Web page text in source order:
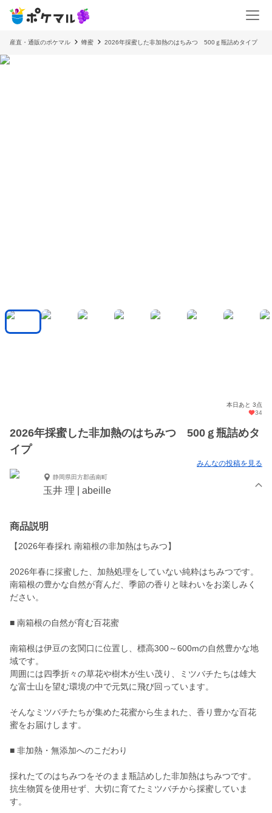
産直・通販のポケマル 蜂蜜 2026年採蜜した非加熱のはちみつ 500ｇ瓶詰めタイプ
本日あと 3点
34
2026年採蜜した非加熱のはちみつ 500ｇ瓶詰めタ
イプ
みんなの投稿を見る
静岡県田方郡函南町
玉井 理 | abeille
商品説明
【2026年春採れ 南箱根の非加熱はちみつ】
2026年春に採蜜した、加熱処理をしていない純粋はちみつです。
南箱根の豊かな自然が育んだ、季節の香りと味わいをお楽しみく
ださい。
■ 南箱根の自然が育む百花蜜
南箱根は伊豆の玄関口に位置し、標高300～600mの自然豊かな地
域です。
周囲には四季折々の草花や樹木が生い茂り、ミツバチたちは雄大
な富士山を望む環境の中で元気に飛び回っています。
そんなミツバチたちが集めた花蜜から生まれた、香り豊かな百花
蜜をお届けします。
■ 非加熱・無添加へのこだわり
採れたてのはちみつをそのまま瓶詰めした非加熱はちみつです。
抗生物質を使用せず、大切に育てたミツバチから採蜜していま
す。